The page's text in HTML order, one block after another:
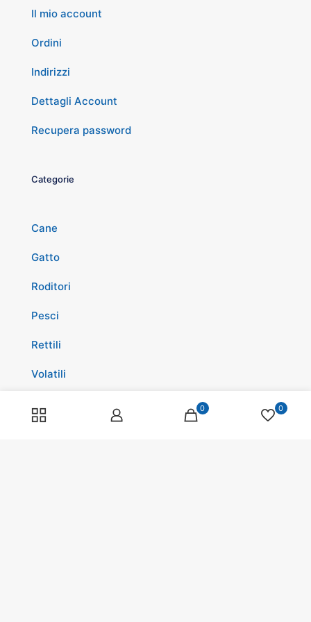
Il mio account
Ordini
Indirizzi
Dettagli Account
Recupera password
Categorie
Cane
Gatto
Roditori
Pesci
Rettili
Volatili
0 0